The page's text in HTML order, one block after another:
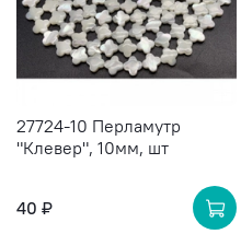
27724-10 Перламутр
"Клевер", 10мм, шт
40 ₽